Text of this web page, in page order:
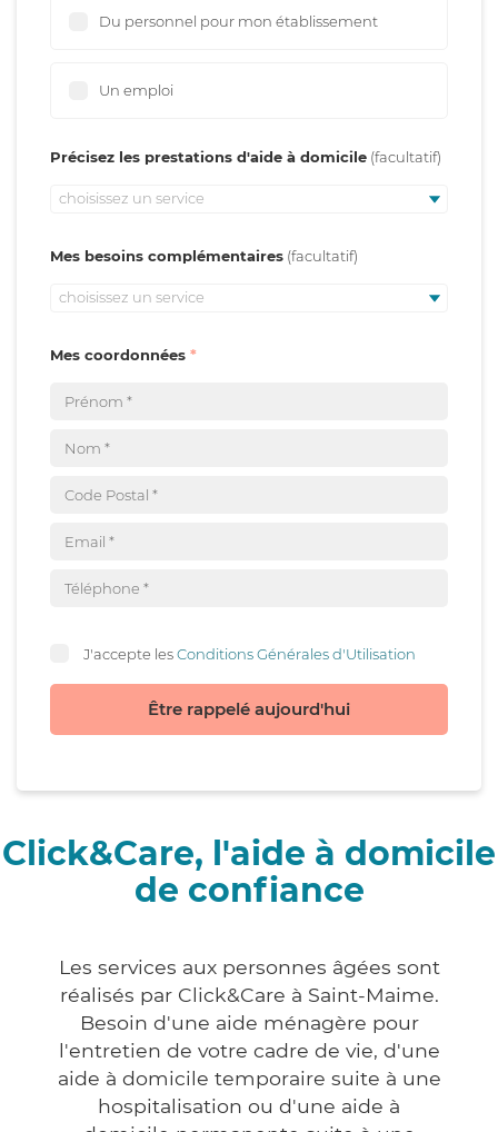
Du personnel pour mon établissement
Un emploi
Précisez les prestations d'aide à domicile
choisissez un service
Mes besoins complémentaires
choisissez un service
Mes coordonnées
J'accepte lesConditions Générales d'Utilisation
Être rappelé aujourd'hui
Click&Care, l'aide à domicile
de confiance
Les services aux personnes âgées sont
réalisés par Click&Care à Saint-Maime.
Besoin d'une aide ménagère pour
l'entretien de votre cadre de vie, d'une
aide à domicile temporaire suite à une
hospitalisation ou d'une aide à